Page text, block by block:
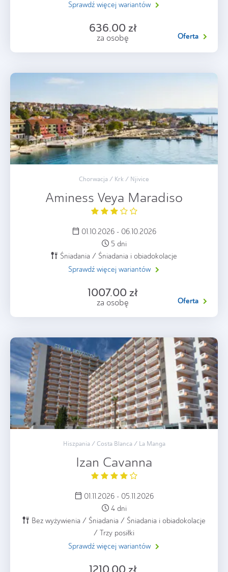
Sprawdź więcej wariantów
636.00 zł
za osobę Oferta
Chorwacja / Krk / Njivice
Aminess Veya Maradiso
01.10.2026 - 06.10.2026
5 dni
Śniadania / Śniadania i obiadokolacje
Sprawdź więcej wariantów
1007.00 zł
za osobę Oferta
Hiszpania / Costa Blanca / La Manga
Izan Cavanna
01.11.2026 - 05.11.2026
4 dni
Bez wyżywienia / Śniadania / Śniadania i obiadokolacje
/ Trzy posiłki
Sprawdź więcej wariantów
1210.00 zł